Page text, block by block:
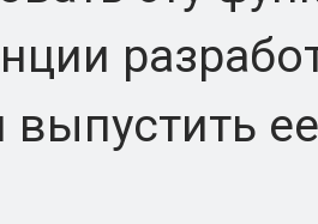
выпустить